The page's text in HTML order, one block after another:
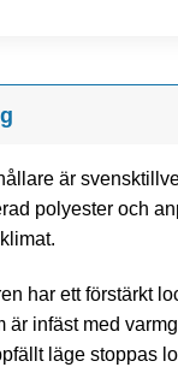
är
polyester och
har ett förstärkt
är infäst med
läge stoppas